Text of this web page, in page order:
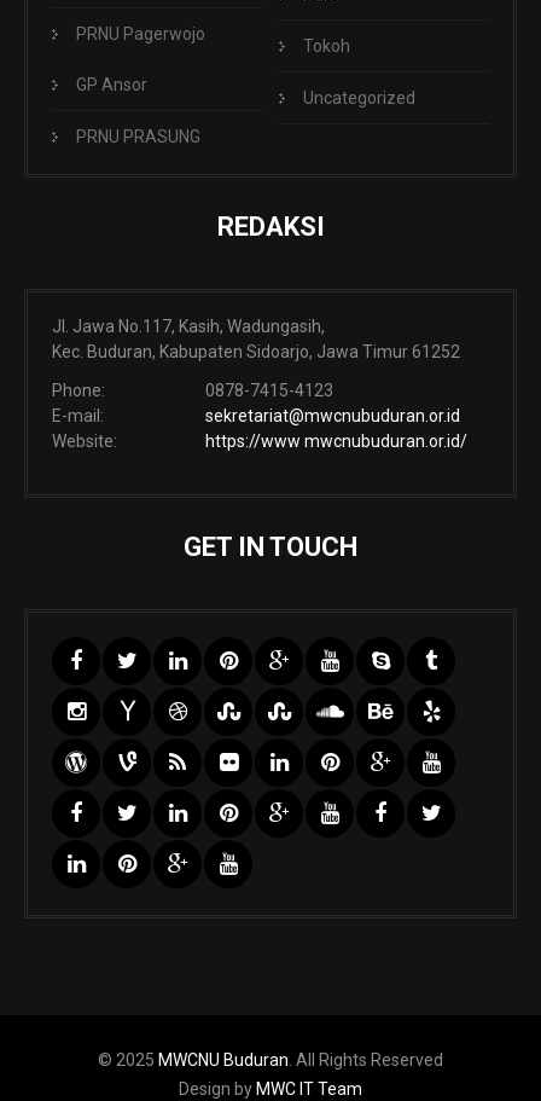
PRNU Pagerwojo
GP Ansor
PRNU PRASUNG
Tokoh
Uncategorized
REDAKSI
Jl. Jawa No.117, Kasih, Wadungasih,
Kec. Buduran, Kabupaten Sidoarjo, Jawa Timur 61252
Phone:
0878-7415-4123
E-mail:
sekretariat@mwcnubuduran.or.id
Website:
https://www mwcnubuduran.or.id/
GET IN TOUCH
© 2025 MWCNU Buduran . All Rights Reserved
Design by MWC IT Team